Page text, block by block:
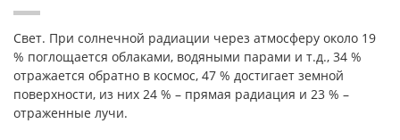
Свет. При солнечной радиации через атмосферу около 19
% поглощается облаками, водяными парами и т.д., 34 %
отражается обратно в космос, 47 % достигает земной
поверхности, из них 24 % – прямая радиация и 23 % –
отраженные лучи.